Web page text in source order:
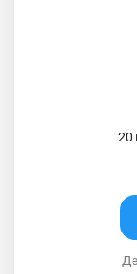
20